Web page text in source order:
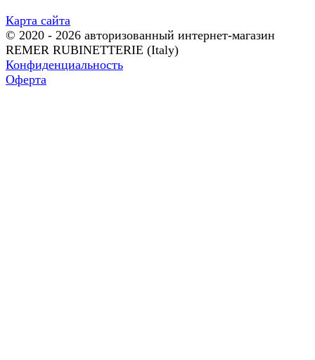
Карта сайта
© 2020 - 2026 авторизованный интернет-магазин
REMER RUBINETTERIE (Italy)
Конфиденциальность
Оферта